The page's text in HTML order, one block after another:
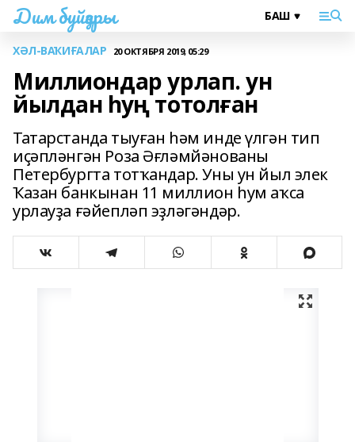
Дим буйҙары
ХӘЛ-ВАҠИҒАЛАР 20 ОКТЯБРЯ 2019, 05:29
Миллиондар урлап. ун
йылдан һуң тотолған
Татарстанда тыуған һәм инде үлгән тип
иҫәпләнгән Роза Әғләмйәнованы
Петербургта тотҡандар. Уны ун йыл элек
Ҡазан банкынан 11 миллион һум аҡса
урлауҙа ғәйепләп эҙләгәндәр.